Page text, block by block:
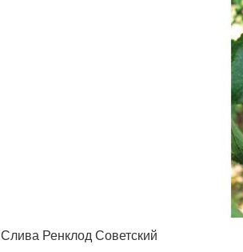
Слива Ренклод Советский